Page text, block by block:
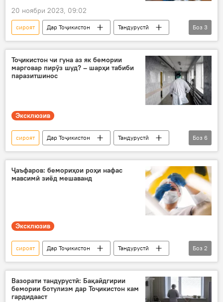
20 ноябри 2023, 09:02
сироят Дар Тоҷикистон
Тандурустӣ
кӯдакон
эмгузаронӣ оғоз
Боз 3
Тоҷикистон чи гуна аз як бемории
марговар пирӯз шуд? – шарҳи табиби
паразитшинос
Эксклюзив
сироят Дар Тоҷикистон
Тандурустӣ
бемор
мубориза
пизишк
табиб
Суғд Хуҷанд
Боз 6
Ҷаъфаров: бемориҳои роҳи нафас
мавсимӣ зиёд мешаванд
Эксклюзив
сироят Дар Тоҷикистон
Тандурустӣ
Наврӯз Ҷаъфаров
Вазорати тандурустӣ
Боз 2
Вазорати тандурустӣ: Бақайдгирии
бемории ботулизм дар Тоҷикистон кам
гардидааст